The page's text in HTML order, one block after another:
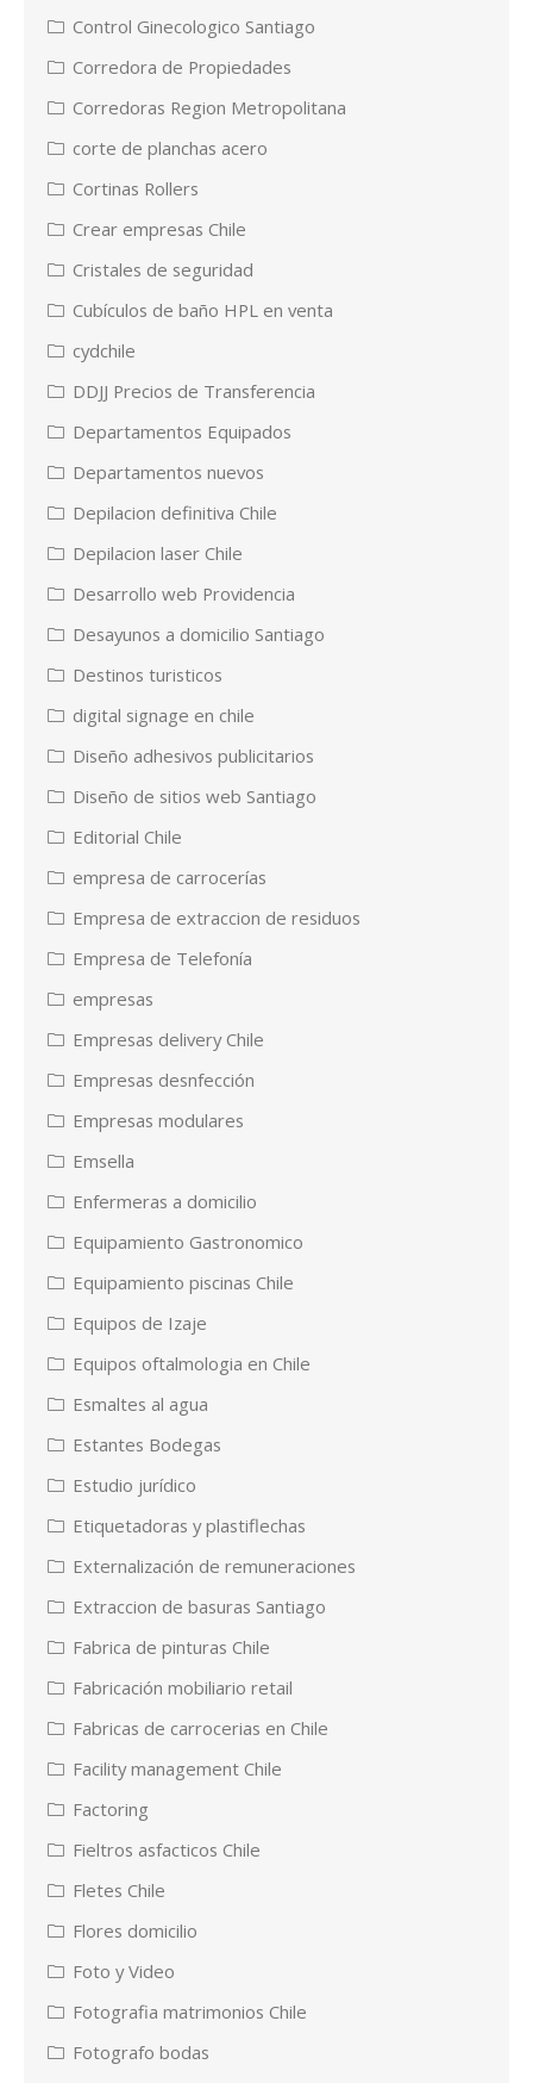
Control Ginecologico Santiago
Corredora de Propiedades
Corredoras Region Metropolitana
corte de planchas acero
Cortinas Rollers
Crear empresas Chile
Cristales de seguridad
Cubículos de baño HPL en venta
cydchile
DDJJ Precios de Transferencia
Departamentos Equipados
Departamentos nuevos
Depilacion definitiva Chile
Depilacion laser Chile
Desarrollo web Providencia
Desayunos a domicilio Santiago
Destinos turisticos
digital signage en chile
Diseño adhesivos publicitarios
Diseño de sitios web Santiago
Editorial Chile
empresa de carrocerías
Empresa de extraccion de residuos
Empresa de Telefonía
empresas
Empresas delivery Chile
Empresas desnfección
Empresas modulares
Emsella
Enfermeras a domicilio
Equipamiento Gastronomico
Equipamiento piscinas Chile
Equipos de Izaje
Equipos oftalmologia en Chile
Esmaltes al agua
Estantes Bodegas
Estudio jurídico
Etiquetadoras y plastiflechas
Externalización de remuneraciones
Extraccion de basuras Santiago
Fabrica de pinturas Chile
Fabricación mobiliario retail
Fabricas de carrocerias en Chile
Facility management Chile
Factoring
Fieltros asfacticos Chile
Fletes Chile
Flores domicilio
Foto y Video
Fotografia matrimonios Chile
Fotografo bodas